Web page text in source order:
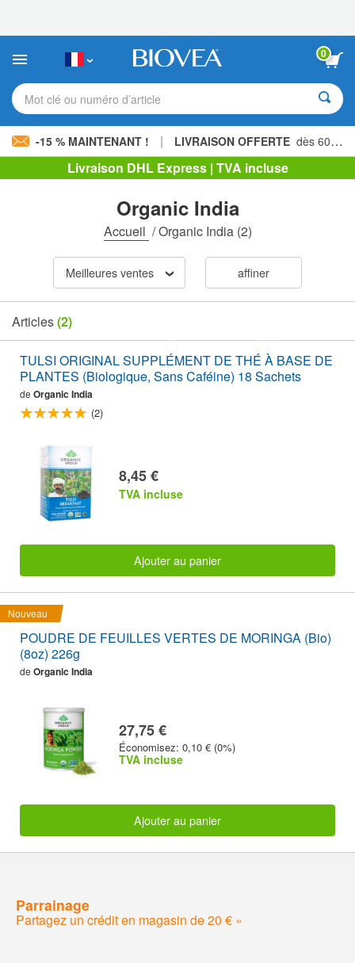
:
site
comprend
un
d'accessibilité.
0
Mot clé ou numéro d’article
-15 % MAINTENANT ! | LIVRAISON OFFERTE dès 60,00 € »
Livraison DHL Express | TVA incluse
Organic India
Accueil /Organic India(2)
Meilleures ventes affiner
Articles(2)
TULSI ORIGINAL SUPPLÉMENT DE THÉ À BASE DE
PLANTES (Biologique, Sans Caféine) 18 Sachets
de Organic India
(2)
8,45 €
TVA incluse
Ajouter au panier
Nouveau
POUDRE DE FEUILLES VERTES DE MORINGA (Bio)
(8oz) 226g
de Organic India
27,75 €
Économisez: 0,10 € (0%)
TVA incluse
Ajouter au panier
Parrainage
Partagez un crédit en magasin de 20 € »